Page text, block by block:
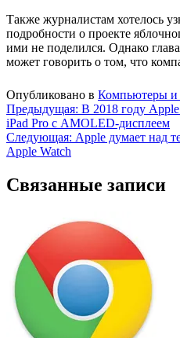
Также журналистам хотелось
подробности о проекте
ими не поделился. Однако
может говорить о том, что
Опубликовано в Компьютеры и
Навигация
по
записям
Предыдущая: В 2018 году
iPad Pro с AMOLED-дисплеем
Следующая: Apple думает над
Apple Watch
Связанные записи